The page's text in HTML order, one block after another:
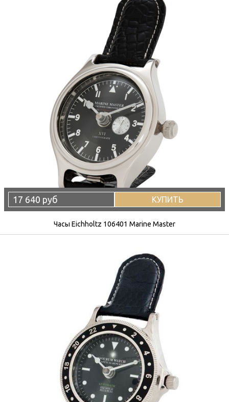
17 640 руб КУПИТЬ
Часы Eichholtz 106401 Marine Master